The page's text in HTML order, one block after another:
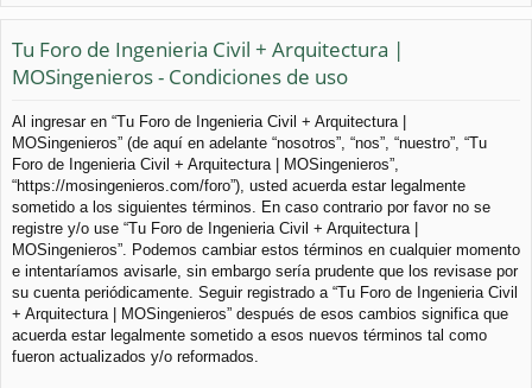
es
rá
pi
d
os
ifi
ra
Tu Foro de Ingenieria Civil + Arquitectura |
MOSingenieros - Condiciones de uso
Al ingresar en “Tu Foro de Ingenieria Civil + Arquitectura |
MOSingenieros” (de aquí en adelante “nosotros”, “nos”, “nuestro”, “Tu
Foro de Ingenieria Civil + Arquitectura | MOSingenieros”,
“https://mosingenieros.com/foro”), usted acuerda estar legalmente
sometido a los siguientes términos. En caso contrario por favor no se
registre y/o use “Tu Foro de Ingenieria Civil + Arquitectura |
MOSingenieros”. Podemos cambiar estos términos en cualquier momento
e intentaríamos avisarle, sin embargo sería prudente que los revisase por
su cuenta periódicamente. Seguir registrado a “Tu Foro de Ingenieria Civil
+ Arquitectura | MOSingenieros” después de esos cambios significa que
acuerda estar legalmente sometido a esos nuevos términos tal como
fueron actualizados y/o reformados.